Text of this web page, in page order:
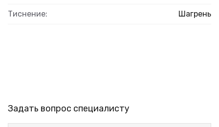
Тиснение: Шагрень
Задать вопрос специалисту